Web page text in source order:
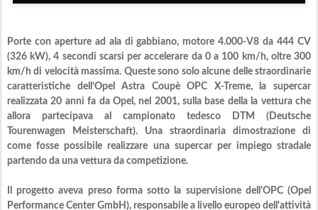
Porte con aperture ad ala di gabbiano, motore 4.000-V8 da 444 CV
(326 kW), 4 secondi scarsi per accelerare da 0 a 100 km/h, oltre 300
km/h di velocità massima. Queste sono solo alcune delle straordinarie
caratteristiche dell’Opel Astra Coupè OPC X-Treme, la supercar
realizzata 20 anni fa da Opel, nel 2001, sulla base della la vettura che
allora partecipava al campionato tedesco DTM (Deutsche
Tourenwagen Meisterschaft). Una straordinaria dimostrazione di
come fosse possibile realizzare una supercar per impiego stradale
partendo da una vettura da competizione.
Il progetto aveva preso forma sotto la supervisione dell'OPC (Opel
Performance Center GmbH), responsabile a livello europeo dell'attività